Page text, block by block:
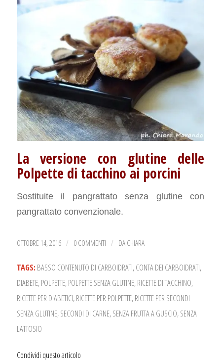
La versione con glutine delle
Polpette di tacchino ai porcini
Sostituite il pangrattato senza glutine con
pangrattato convenzionale.
OTTOBRE 14, 2016 / 0 COMMENTI / DA CHIARA
TAGS:BASSO CONTENUTO DI CARBOIDRATI,CONTA DEI CARBOIDRATI,
DIABETE,POLPETTE,POLPETTE SENZA GLUTINE,RICETTE DI TACCHINO,
RICETTE PER DIABETICI,RICETTE PER POLPETTE,RICETTE PER SECONDI
SENZA GLUTINE,SECONDI DI CARNE,SENZA FRUTTA A GUSCIO,SENZA
LATTOSIO
Condividi questo articolo